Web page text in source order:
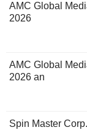
AMC Global
2026
AMC Global
2026 an
Spin Master